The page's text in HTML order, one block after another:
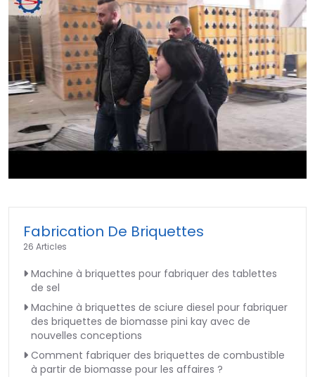
Fabrication De Briquettes
26 Articles
Machine à briquettes pour fabriquer des tablettes
de sel
Machine à briquettes de sciure diesel pour fabriquer
des briquettes de biomasse pini kay avec de
nouvelles conceptions
Comment fabriquer des briquettes de combustible
à partir de biomasse pour les affaires ?